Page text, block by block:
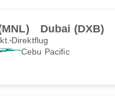
Dubai (DXB)
Direktflug
Cebu Pacific